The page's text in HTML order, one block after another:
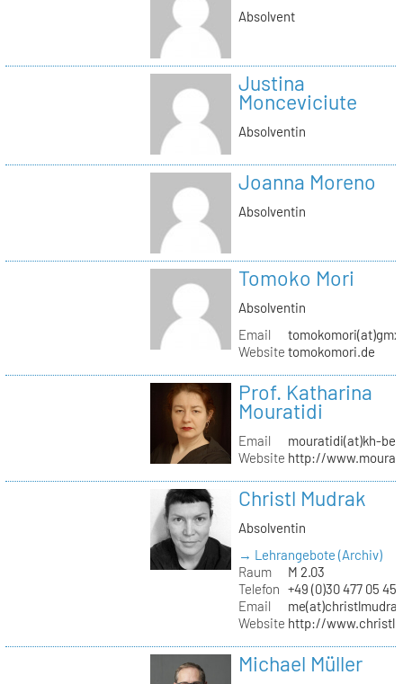
Absolvent
Justina
Monceviciute
Absolventin
Joanna Moreno
Absolventin
Tomoko Mori
Absolventin
Email
Website tomokomori.de
Prof. Katharina
Mouratidi
Email
mouratidi(at)kh-
Website http://
Christl Mudrak
Absolventin
→ Lehrangebote (Archiv)
Raum
M 2.03
Telefon +49 (0)30 477 05
Email
Website http://
Michael Müller